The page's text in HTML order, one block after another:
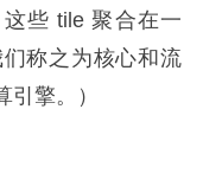
些 tile 聚合在一
称之为核心和流
擎。）